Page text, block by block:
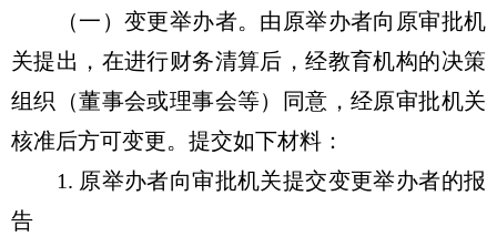
（一）变更举办者。由原举办者向原审批机
关提出，在进行财务清算后，经教育机构的决策
组织（董事会或理事会等）同意，经原审批机关
核准后方可变更。提交如下材料：
1. 原举办者向审批机关提交变更举办者的报
告